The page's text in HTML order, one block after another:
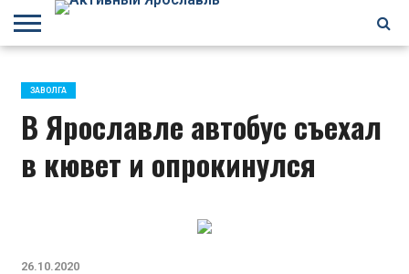
ЗАВОЛГА
КИРОВСКИЙ
НЕФТЕСТРОЙ
ПЕРЕКОП
ПЯТЕРКА
ФРУНЗЕНСКИЙ
ПРОЧЕЕ
ЗАВОЛГА
В Ярославле автобус съехал
в кювет и опрокинулся
26.10.2020